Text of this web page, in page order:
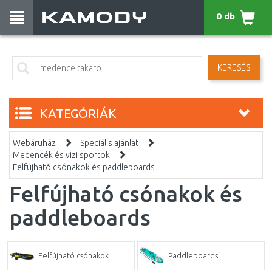
KERESÉS
0 db
KATEGÓRIÁK
Webáruház
Speciális ajánlat
Medencék és vizi sportok
Felfújható csónakok és paddleboards
Felfújható csónakok és
paddleboards
Felfújható csónakok Paddleboards